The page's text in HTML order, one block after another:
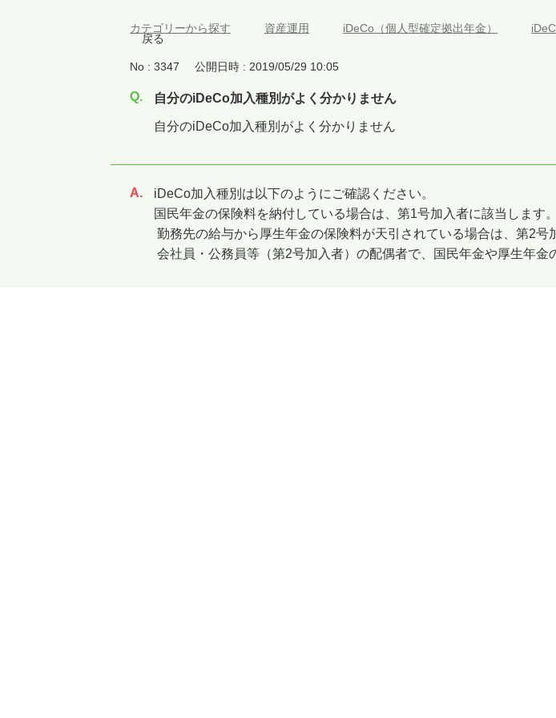
カテゴリーから探す 資産運用 iDeCo（個人型確定拠出年金）
戻る
No : 3347 公開日時 : 2019/05/29 10:05
自分のiDeCo加入種別がよく分かりません
自分のiDeCo加入種別がよく分かりません
回答
iDeCo加入種別は以下のようにご確認ください。
国民年金の保険料を納付している場合は、第1号加入者に該当します。
勤務先の給与から厚生年金の保険料が天引されている場合は、第2号
会社員・公務員等（第2号加入者）の配偶者で、国民年金や厚生年金